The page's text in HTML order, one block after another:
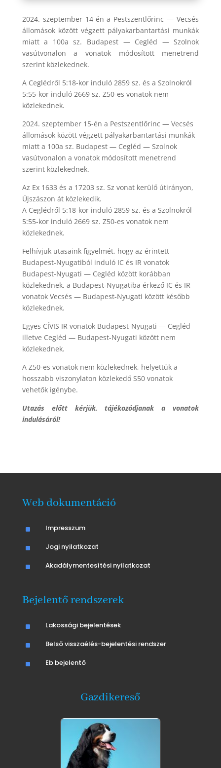
2024. szeptember 14-én a Pestszentlőrinc — Vecsés
állomások között végzett pályakarbantartási munkák
miatt a 100a sz. Budapest — Cegléd — Szolnok
vasútvonalon a vonatok módosított menetrend
szerint közlekednek.
A Ceglédről 5:18-kor induló 2859 sz. és a Szolnokról
5:55-kor induló 2669 sz. Z50-es vonatok nem
közlekednek.
2024. szeptember 15-én a Pestszentlőrinc — Vecsés
állomások között végzett pályakarbantartási munkák
miatt a 100a sz. Budapest — Cegléd — Szolnok
vasútvonalon a vonatok módosított menetrend
szerint közlekednek.
Az Ex 1633 és a 17203 sz. Sz vonat kerülő útirányon,
Újszászon át közlekedik.
A Ceglédről 5:18-kor induló 2859 sz. és a Szolnokról
5:55-kor induló 2669 sz. Z50-es vonatok nem
közlekednek.
Felhívjuk utasaink figyelmét, hogy az érintett
Budapest-Nyugatiból induló IC és IR vonatok
Budapest-Nyugati — Cegléd között korábban
közlekednek, a Budapest-Nyugatiba érkező IC és IR
vonatok Vecsés — Budapest-Nyugati között később
közlekednek.
Egyes CÍVIS IR vonatok Budapest-Nyugati — Cegléd
illetve Cegléd — Budapest-Nyugati között nem
közlekednek.
A Z50-es vonatok nem közlekednek, helyettük a
hosszabb viszonylaton közlekedő S50 vonatok
vehetők igénybe.
Utazás előtt kérjük, tájékozódjanak a vonatok
indulásáról!
Web dokumentáció
^ Impresszum
^ Jogi nyilatkozat
^ Akadálymentesítési nyilatkozat
Bejelentő rendszerek
^ Lakossági bejelentések
^ Belső visszaélés-bejelentési rendszer
^ Eb bejelentő
Gazdikereső